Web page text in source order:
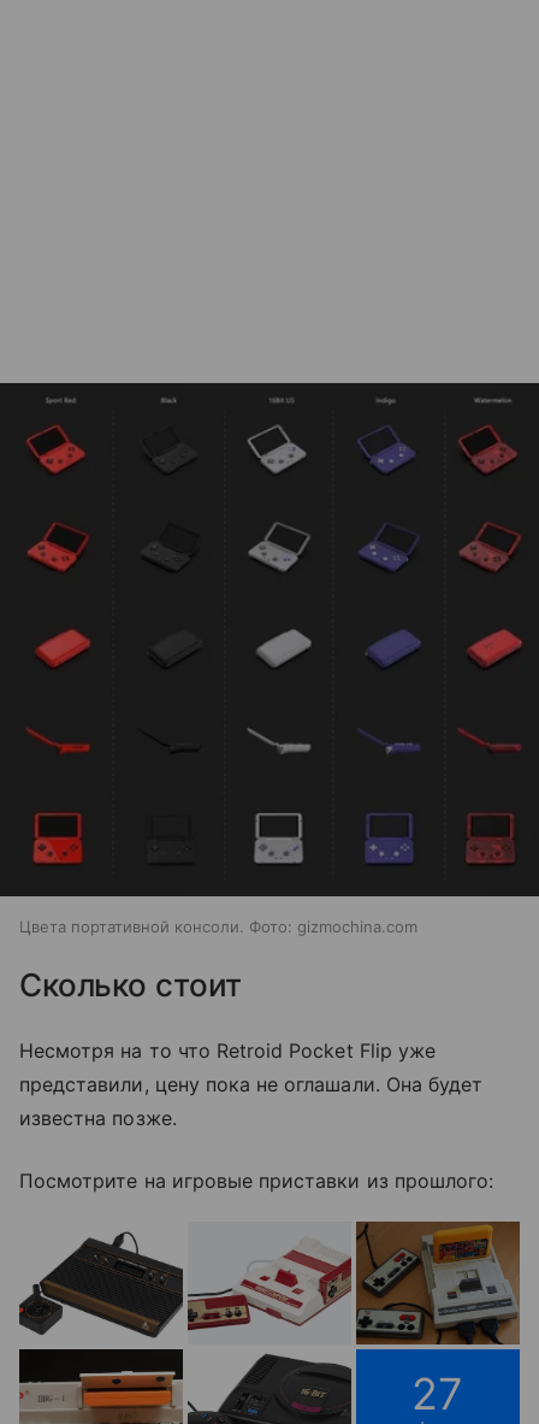
Цвета портативной консоли. Фото: gizmochina.com
Сколько стоит
Несмотря на то что Retroid Pocket Flip уже
представили, цену пока не оглашали. Она будет
известна позже.
Посмотрите на игровые приставки из прошлого:
27